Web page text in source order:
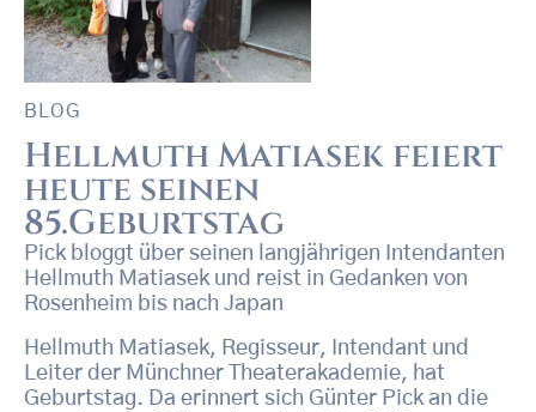
BLOG
Hellmuth Matiasek feiert
heute seinen
85.Geburtstag
Pick bloggt über seinen langjährigen Intendanten
Hellmuth Matiasek und reist in Gedanken von
Rosenheim bis nach Japan
Hellmuth Matiasek, Regisseur, Intendant und
Leiter der Münchner Theaterakademie, hat
Geburtstag. Da erinnert sich Günter Pick an die